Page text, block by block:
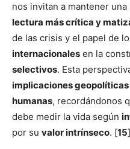
nos invitan a mantener
lectura más crítica y
de las crisis y el papel de
internacionales en la
selectivos. Esta
implicaciones geopolíticas
humanas, recordándonos
debe medir la vida según
por su valor intrínseco. [15]